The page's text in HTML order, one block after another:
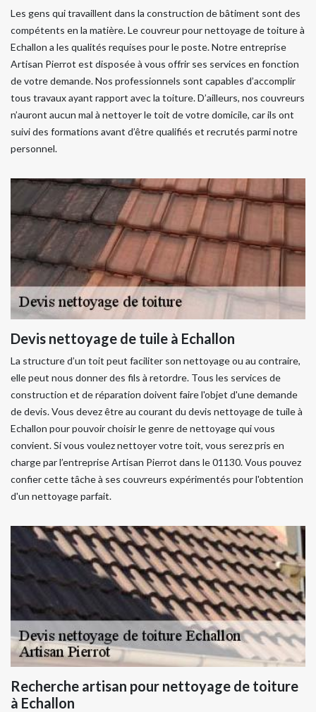
Les gens qui travaillent dans la construction de bâtiment sont des
compétents en la matière. Le couvreur pour nettoyage de toiture à
Echallon a les qualités requises pour le poste. Notre entreprise
Artisan Pierrot est disposée à vous offrir ses services en fonction
de votre demande. Nos professionnels sont capables d’accomplir
tous travaux ayant rapport avec la toiture. D’ailleurs, nos couvreurs
n’auront aucun mal à nettoyer le toit de votre domicile, car ils ont
suivi des formations avant d’être qualifiés et recrutés parmi notre
personnel.
Devis nettoyage de tuile à Echallon
La structure d’un toit peut faciliter son nettoyage ou au contraire,
elle peut nous donner des fils à retordre. Tous les services de
construction et de réparation doivent faire l'objet d'une demande
de devis. Vous devez être au courant du devis nettoyage de tuile à
Echallon pour pouvoir choisir le genre de nettoyage qui vous
convient. Si vous voulez nettoyer votre toit, vous serez pris en
charge par l’entreprise Artisan Pierrot dans le 01130. Vous pouvez
confier cette tâche à ses couvreurs expérimentés pour l'obtention
d'un nettoyage parfait.
Recherche artisan pour nettoyage de toiture
à Echallon